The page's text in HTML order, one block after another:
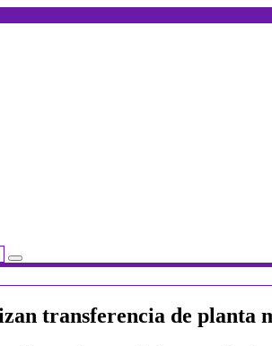
transferencia de planta